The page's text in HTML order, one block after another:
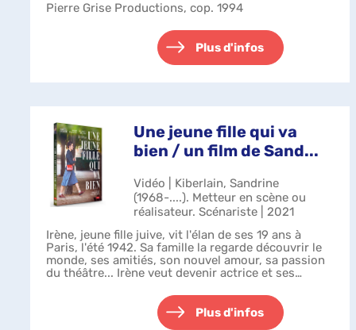
Pierre Grise Productions, cop. 1994
Plus d'infos
Une jeune fille qui va
bien / un film de Sand...
Vidéo | Kiberlain, Sandrine
(1968-....). Metteur en scène ou
réalisateur. Scénariste | 2021
Irène, jeune fille juive, vit l'élan de ses 19 ans à
Paris, l'été 1942. Sa famille la regarde découvrir le
monde, ses amitiés, son nouvel amour, sa passion
du théâtre... Irène veut devenir actrice et ses
Plus d'infos